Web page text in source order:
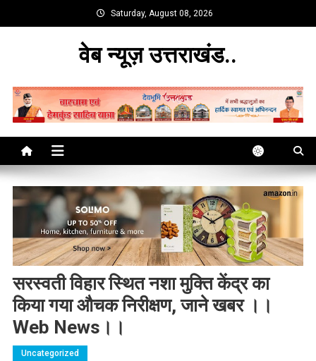
to
Saturday, August 08, 2026
वेब न्यूज़ उत्तराखंड..
सरस्वती विहार स्थित नशा मुक्ति केंद्र का
किया गया औचक निरीक्षण, जाने खबर ।।
Web News।।
Uncategorized